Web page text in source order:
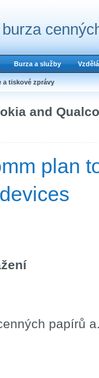
Burza a služby
a tiskové zprávy
and
plan
papírů